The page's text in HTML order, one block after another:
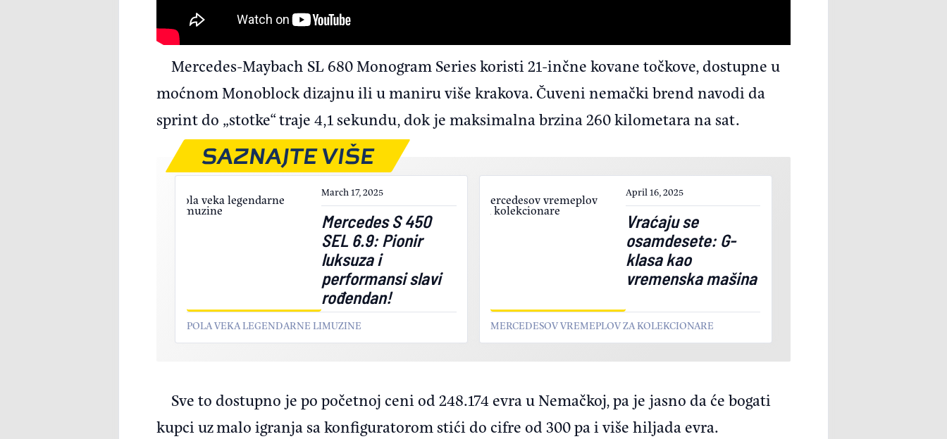
Mercedes-Maybach SL 680 Monogram Series koristi 21-inčne kovane točkove, dostupne u
moćnom Monoblock dizajnu ili u maniru više krakova. Čuveni nemački brend navodi da
sprint do „stotke“ traje 4,1 sekundu, dok je maksimalna brzina 260 kilometara na sat.
March 17, 2025
Mercedes S 450
SEL 6.9: Pionir
luksuza i
performansi slavi
rođendan!
POLA VEKA LEGENDARNE LIMUZINE
April 16, 2025
Vraćaju se
osamdesete: G-
klasa kao
vremenska mašina
MERCEDESOV VREMEPLOV ZA KOLEKCIONARE
SAZNAJTE VIŠE
Sve to dostupno je po početnoj ceni od 248.174 evra u Nemačkoj, pa je jasno da će bogati
kupci uz malo igranja sa konfiguratorom stići do cifre od 300 pa i više hiljada evra.